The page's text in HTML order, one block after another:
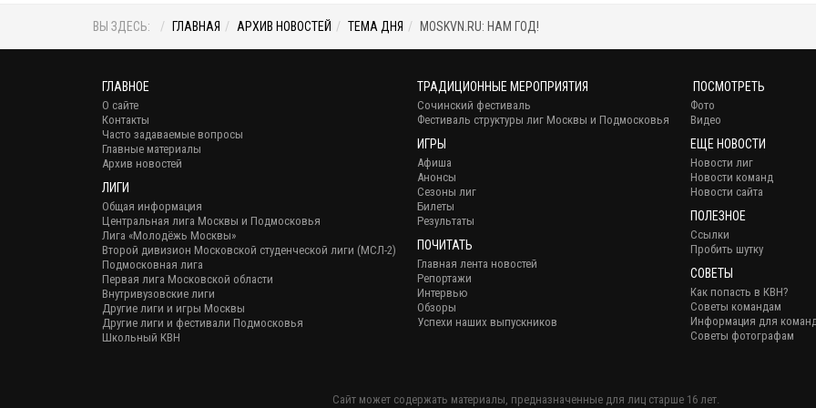
ВЫ ЗДЕСЬ: ГЛАВНАЯ АРХИВ НОВОСТЕЙ ТЕМА ДНЯ MOSKVN.RU: НАМ ГОД!
ГЛАВНОЕ
О сайте
Контакты
Часто задаваемые вопросы
Главные материалы
Архив новостей
ЛИГИ
Общая информация
Центральная лига Москвы и Подмосковья
Лига «Молодёжь Москвы»
Второй дивизион Московской студенческой лиги (МСЛ-2)
Подмосковная лига
Первая лига Московской области
Внутривузовские лиги
Другие лиги и игры Москвы
Другие лиги и фестивали Подмосковья
Школьный КВН
ТРАДИЦИОННЫЕ МЕРОПРИЯТИЯ
Сочинский фестиваль
Фестиваль структуры лиг Москвы и Подмосковья
ИГРЫ
Афиша
Анонсы
Сезоны лиг
Билеты
Результаты
ПОЧИТАТЬ
Главная лента новостей
Репортажи
Интервью
Обзоры
Успехи наших выпускников
ПОСМОТРЕТЬ
Фото
Видео
ЕЩЕ НОВОСТИ
Новости лиг
Новости команд
Новости сайта
ПОЛЕЗНОЕ
Ссылки
Пробить шутку
СОВЕТЫ
Как попасть в КВН?
Советы командам
Информация для
Советы фотографам
Сайт может содержать материалы, предназначенные для лиц старше 16 лет.